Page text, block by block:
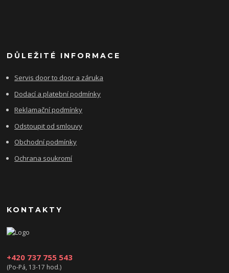
DŮLEŽITÉ INFORMACE
Servis door to door a záruka
Dodací a platební podmínky
Reklamační podmínky
Odstoupit od smlouvy
Obchodní podmínky
Ochrana soukromí
KONTAKTY
+420 737 755 543
(Po-Pá, 13-17 hod.)